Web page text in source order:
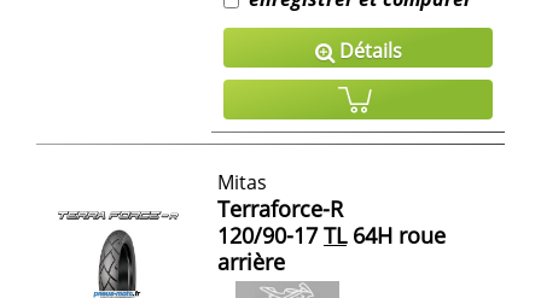
Détails
Mitas
Terraforce-R
120/90-17 TL64H roue
arrière